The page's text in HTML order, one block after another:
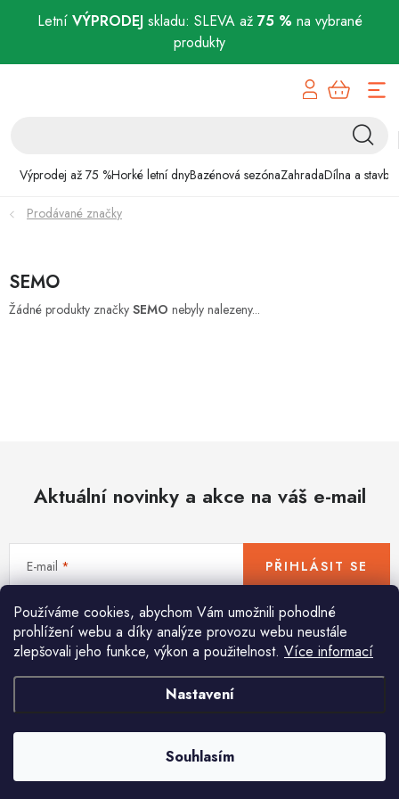
Letní VÝPRODEJskladu: SLEVA až 75 % na vybrané
produkty
Používáme cookies, abychom Vám umožnili pohodlné
prohlížení webu a díky analýze provozu webu neustále
zlepšovali jeho funkce, výkon a použitelnost. Více informací
Nastavení
Souhlasím
Výprodej až 75 %Horké letní dnyBazénová sezónaZahradaDílna a stavba
Bazénová sezóna
Zahrada
Domácnost
Novinky
World Cleanup Day
Akční ceny
Půjčovna Kontaktuje nás
Obchodní podmínky
Vrácení a reklamace
Podmínky ochrany osobních údajů
Obchodní podmínky pro podnikatele
Způsob doručení a platby
Zásady používání cookies
Prodávané značky
SEMO
Žádné produkty značky SEMO nebyly nalezeny...
Aktuální novinky a akce na váš e-mail
E-mail
Vložením e-mailu souhlasíte spodmínkami ochrany osobních údajů
PŘIHLÁSIT SE
Pomůžeme vám s výběrem
Potřebujete s něčím poradit? Jsme tu pro vás!
info@huka.cz